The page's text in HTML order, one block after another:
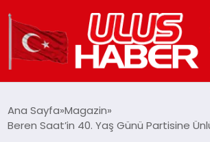
Ana Sayfa Magazin
Beren Saat’in 40. Yaş Günü Partisine